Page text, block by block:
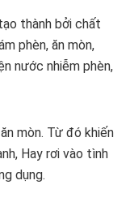
thành bởi chất
phèn, ăn mòn,
nước nhiễm phèn,
mòn. Từ đó khiến
Hay rơi vào tình
dụng.